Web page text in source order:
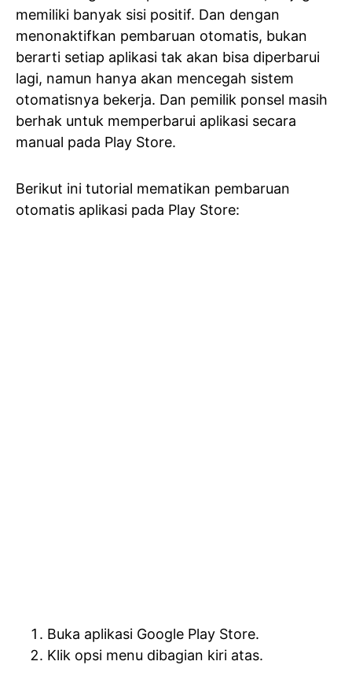
memiliki banyak sisi positif. Dan dengan
menonaktifkan pembaruan otomatis, bukan
berarti setiap aplikasi tak akan bisa diperbarui
lagi, namun hanya akan mencegah sistem
otomatisnya bekerja. Dan pemilik ponsel masih
berhak untuk memperbarui aplikasi secara
manual pada Play Store.
Berikut ini tutorial mematikan pembaruan
otomatis aplikasi pada Play Store:
Buka aplikasi Google Play Store.
Klik opsi menu dibagian kiri atas.